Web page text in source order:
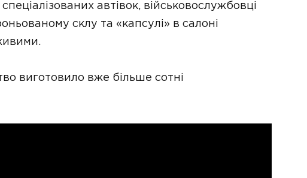
автівок, військовослужбовці
склу та «капсулі» в салоні
виготовило вже більше сотні